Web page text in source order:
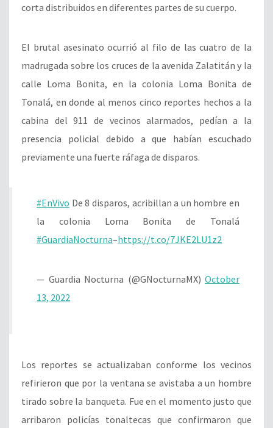
corta distribuidos en diferentes partes de su cuerpo.
El brutal asesinato ocurrió al filo de las cuatro de la
madrugada sobre los cruces de la avenida Zalatitán y la
calle Loma Bonita, en la colonia Loma Bonita de
Tonalá, en donde al menos cinco reportes hechos a la
cabina del 911 de vecinos alarmados, pedían a la
presencia policial debido a que habían escuchado
previamente una fuerte ráfaga de disparos.
#EnVivo De 8 disparos, acribillan a un hombre en
la colonia Loma Bonita de Tonalá
#GuardiaNocturna–https://t.co/7JKE2LU1z2
— Guardia Nocturna (@GNocturnaMX) October
13, 2022
Los reportes se actualizaban conforme los vecinos
refirieron que por la ventana se avistaba a un hombre
tirado sobre la banqueta. Fue en el momento justo que
arribaron policías tonaltecas que confirmaron que